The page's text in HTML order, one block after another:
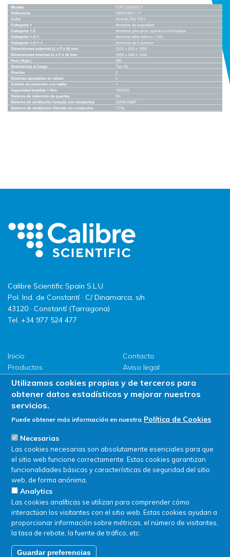
Calibre Scientific Spain S.L.U.
Pol. Ind. de Constantí · C/ Dinamarca, s/n
43120 · Constantí (Tarragona)
Tel. +34 977 524 477
Inicio
Productos
LLG
Promociones
ServiSAT
Contacto
Aviso legal
Política de privacidad
Política de Cookies
Buscar en tienda
Utilizamos cookies propias y de terceros para
obtener datos estadísticos y mejorar nuestros
servicios.
Puede obtener más información en nuestra Política de Cookies
Necesarias
Las cookies necesarias son absolutamente esenciales para que
el sitio web funcione correctamente. Estas cookies garantizan
funcionalidades básicas y características de seguridad del sitio
web, de forma anónima.
Analytics
Las cookies analíticas se utilizan para comprender cómo
interactúan los visitantes con el sitio web. Estas cookies ayudan a
proporcionar información sobre métricas, el número de visitantes,
la tasa de rebote, la fuente de tráfico, etc.
Guardar preferencias